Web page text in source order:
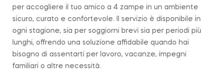
per accogliere il tuo amico a 4 zampe in un ambiente
sicuro, curato e confortevole. Il servizio è disponibile in
ogni stagione, sia per soggiorni brevi sia per periodi più
lunghi, offrendo una soluzione affidabile quando hai
bisogno di assentarti per lavoro, vacanze, impegni
familiari o altre necessità.